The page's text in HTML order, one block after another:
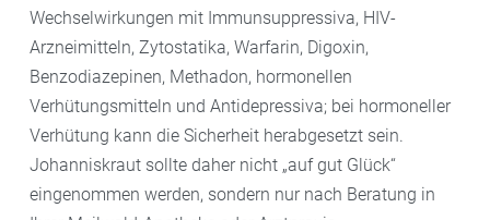
Wechselwirkungen mit Immunsuppressiva, HIV-
Arzneimitteln, Zytostatika, Warfarin, Digoxin,
Benzodiazepinen, Methadon, hormonellen
Verhütungsmitteln und Antidepressiva; bei hormoneller
Verhütung kann die Sicherheit herabgesetzt sein.
Johanniskraut sollte daher nicht „auf gut Glück“
eingenommen werden, sondern nur nach Beratung in